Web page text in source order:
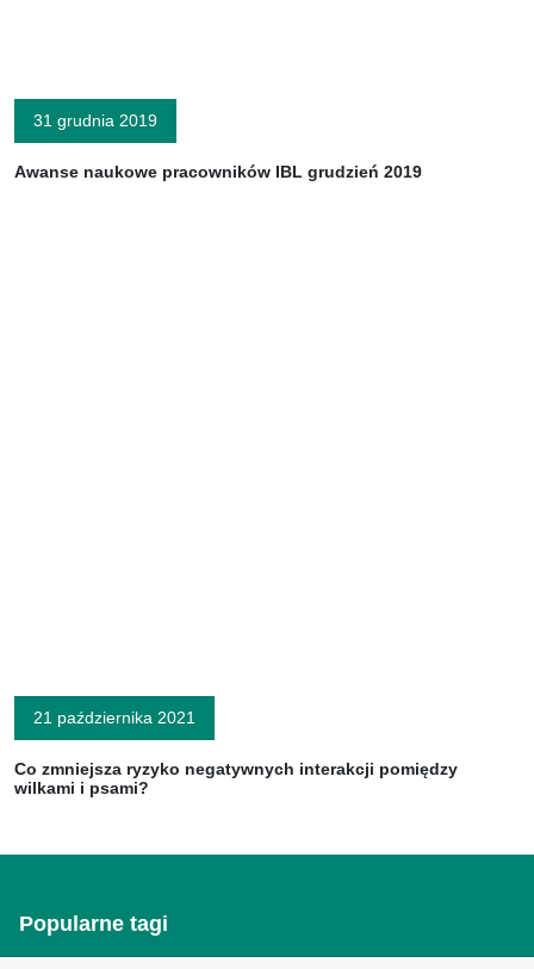
31 grudnia 2019
Awanse naukowe pracowników IBL grudzień 2019
21 października 2021
Co zmniejsza ryzyko negatywnych interakcji pomiędzy
wilkami i psami?
Popularne tagi